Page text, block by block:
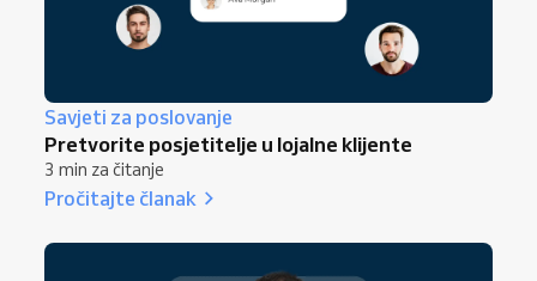
Savjeti za poslovanje
Pretvorite posjetitelje u lojalne klijente
3 min za čitanje
Pročitajte članak